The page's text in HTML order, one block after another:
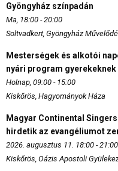
Gyöngyház színpadán
Ma, 18:00 - 20:00
Soltvadkert, Gyöngyház
Mesterségek és alkotói
nyári program gyerekeknek
Holnap, 09:00 - 15:00
Kiskőrös, Hagyományok Háza
Magyar Continental
hirdetik az evangéliumot
2026. augusztus 11. 18:00 - 21:00
Kiskőrös, Oázis Apostoli